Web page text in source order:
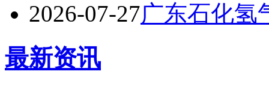
2026-07-27广东石化氢
最新资讯